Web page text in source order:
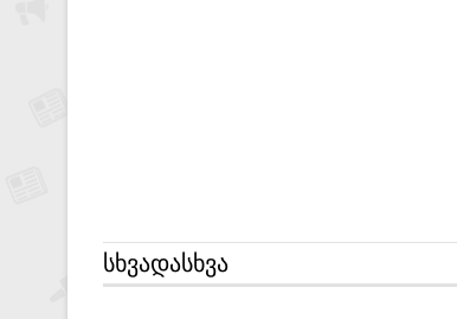
ᲡᲮᲕᲐᲓᲐᲡᲮᲕᲐ